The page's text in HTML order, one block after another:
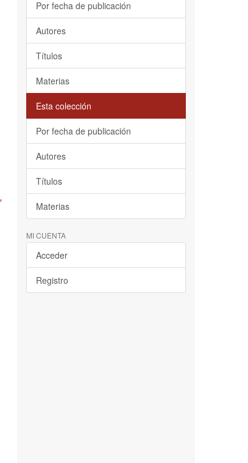
Por fecha de publicación
Autores
Títulos
Materias
Esta colección
Por fecha de publicación
Autores
Títulos
Materias
MI CUENTA
Acceder
Registro